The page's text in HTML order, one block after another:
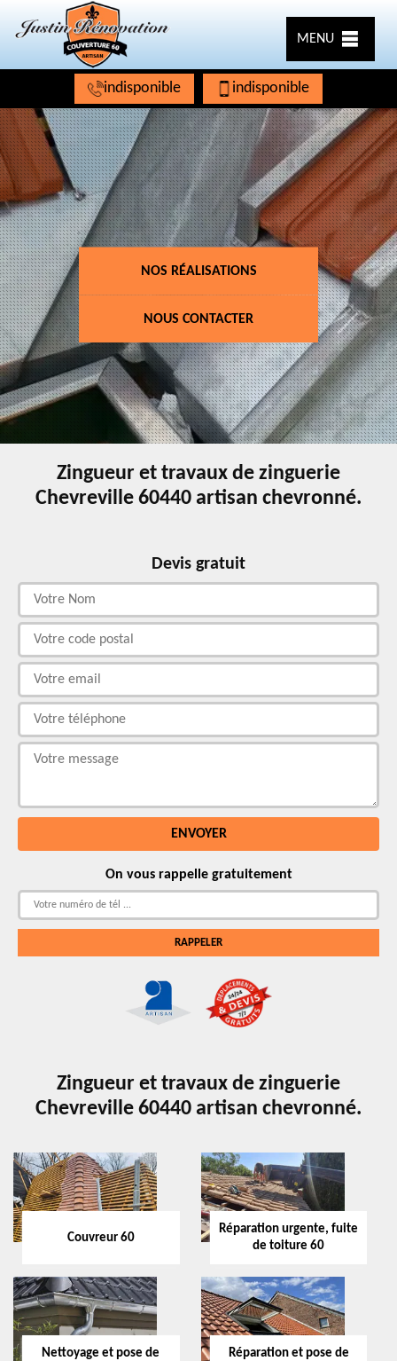
MENU
indisponible indisponible
NOS RÉALISATIONS
NOUS CONTACTER
Zingueur et travaux de zinguerie
Chevreville 60440 artisan chevronné.
Devis gratuit
On vous rappelle gratuitement
Zingueur et travaux de zinguerie
Chevreville 60440 artisan chevronné.
Couvreur 60
Réparation urgente, fuite
de toiture 60
Nettoyage et pose de
Réparation et pose de